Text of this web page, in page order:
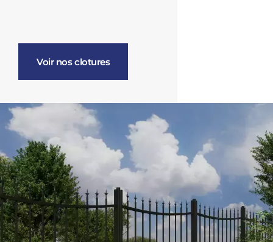
Voir nos clotures